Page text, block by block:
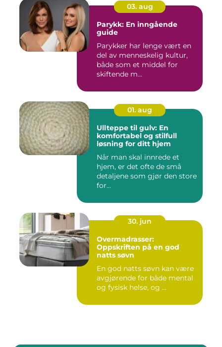
03. aug
Parykk: En inngående
guide
Parykker har lenge vært en
del av menneskelig kultur,
både som et middel for
skiftende m...
01. aug
Ullteppe til gulv: En
komfortabel og stilfull
løsning for ditt hjem
Når man skal innrede et
hjem, er det ofte de små
detaljene som gjør den store
for...
30. jun
Overmadrasser:
Oppskriften på en god
natts søvn
En god natts søvn kan være
avgjørende for både mental
og fysisk helse, og ...